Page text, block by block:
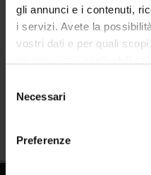
gli annunci e i contenuti,
i servizi. Avete la
vostri dati e per quali
modificare o revocare il
momento dalla
delNecessari
Preferenze